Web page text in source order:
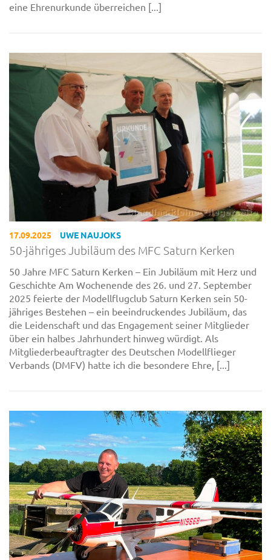
eine Ehrenurkunde überreichen [...]
17.09.2025 UWE NAUJOKS
50-jähriges Jubiläum des MFC Saturn Kerken
50 Jahre MFC Saturn Kerken – Ein Jubiläum mit Herz und
Geschichte Am Wochenende des 26. und 27. September
2025 feierte der Modellflugclub Saturn Kerken sein 50-
jähriges Bestehen – ein beeindruckendes Jubiläum, das
die Leidenschaft und das Engagement seiner Mitglieder
über ein halbes Jahrhundert hinweg würdigt. Als
Mitgliederbeauftragter des Deutschen Modellflieger
Verbands (DMFV) hatte ich die besondere Ehre, [...]